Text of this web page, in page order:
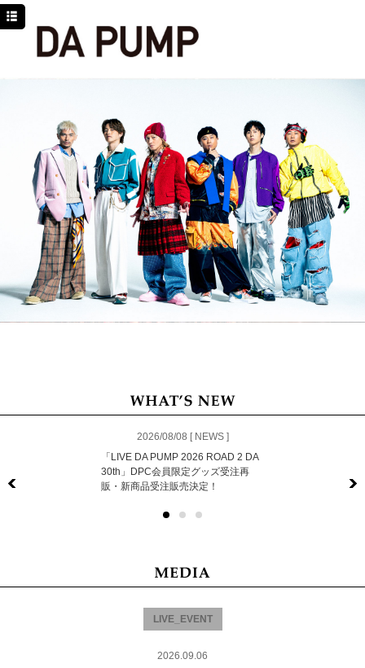
2026/08/08 [ NEWS ]
「LIVE DA PUMP 2026 ROAD 2 DA
30th」DPC会員限定グッズ受注再
販・新商品受注販売決定！
LIVE_EVENT
2026.09.06
NEWS
PROFILE
MOVIE
LINE
YouTube
BLOG
Facebook
Twitter
DPC